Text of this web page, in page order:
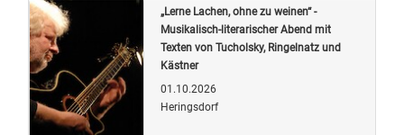
„Lerne Lachen, ohne zu weinen“ -
Musikalisch-literarischer Abend mit
Texten von Tucholsky, Ringelnatz und
Kästner
01.10.2026
Heringsdorf